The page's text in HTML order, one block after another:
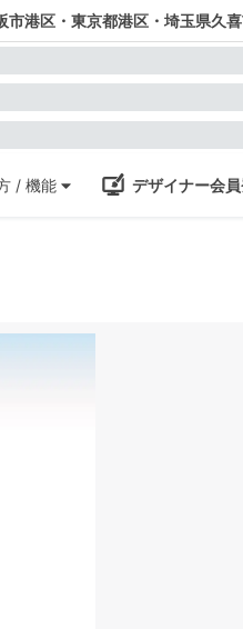
港区・東京都港区・埼玉県久
/ 機能 デザイナー会